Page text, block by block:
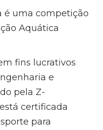
é uma competição
Aquática
fins lucrativos
e
pela Z-
certificada
para